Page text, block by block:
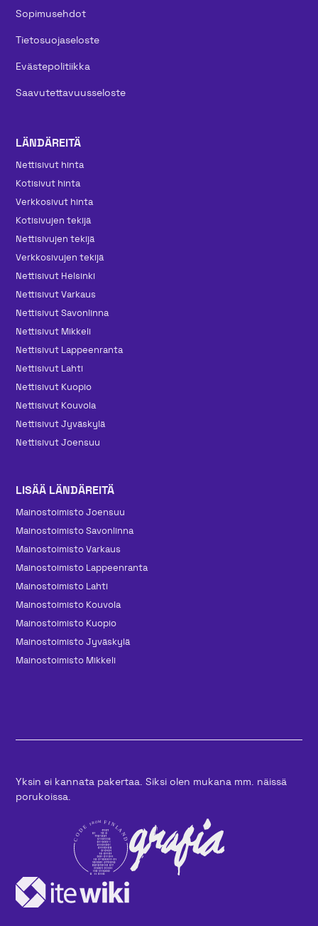
Sopimusehdot
Tietosuojaseloste
Evästepolitiikka
Saavutettavuusseloste
LÄNDÄREITÄ
Nettisivut hinta
Kotisivut hinta
Verkkosivut hinta
Kotisivujen tekijä
Nettisivujen tekijä
Verkkosivujen tekijä
Nettisivut Helsinki
Nettisivut Varkaus
Nettisivut Savonlinna
Nettisivut Mikkeli
Nettisivut Lappeenranta
Nettisivut Lahti
Nettisivut Kuopio
Nettisivut Kouvola
Nettisivut Jyväskylä
Nettisivut Joensuu
LISÄÄ LÄNDÄREITÄ
Mainos­toimisto Joensuu
Mainos­toimisto Savonlinna
Mainos­toimisto Varkaus
Mainos­toimisto Lappeenranta
Mainos­toimisto Lahti
Mainos­toimisto Kouvola
Mainos­toimisto Kuopio
Mainos­toimisto Jyväskylä
Mainos­toimisto Mikkeli
Yksin ei kannata pakertaa. Siksi olen mukana mm. näissä
porukoissa.